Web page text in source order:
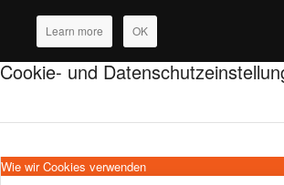
Learn more OK
Cookie- und
Wie wir Cookies verwenden